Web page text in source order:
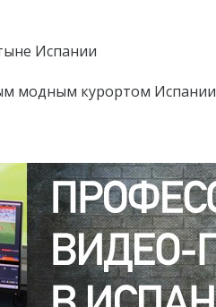
Испании
модным курортом Испании